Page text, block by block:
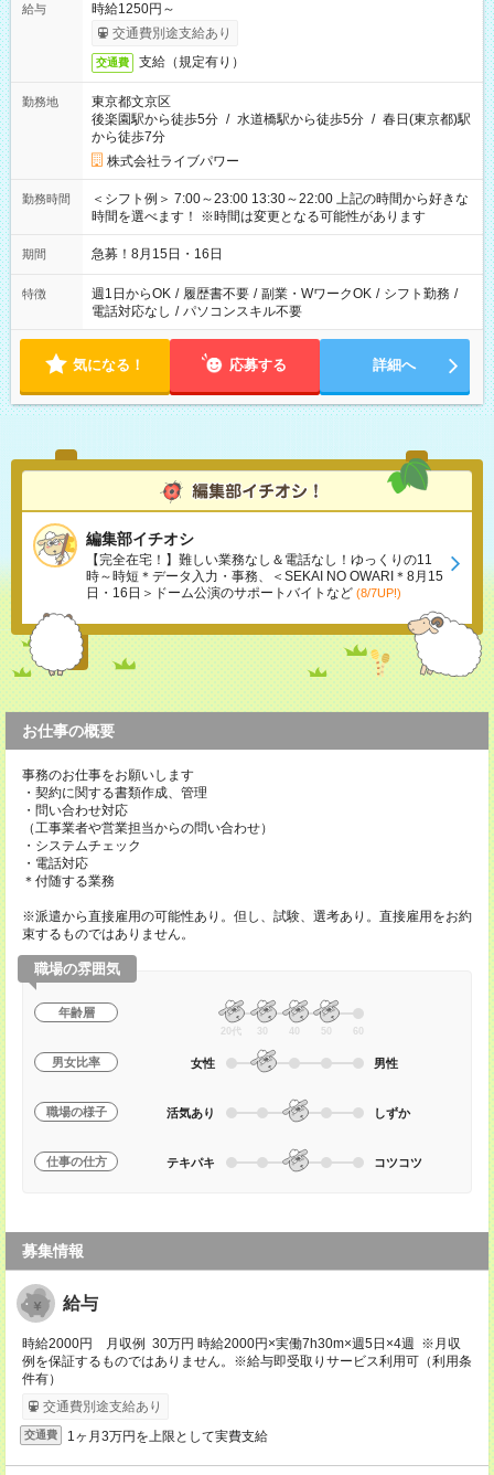
給与
時給1250円～
交通費別途支給あり
交通費 支給（規定有り）
勤務地
東京都文京区
後楽園駅から徒歩5分 / 水道橋駅から徒歩5分 / 春日(東京都)駅
から徒歩7分
株式会社ライブパワー
勤務時間
＜シフト例＞ 7:00～23:00 13:30～22:00 上記の時間から好きな
時間を選べます！ ※時間は変更となる可能性があります
期間 急募！8月15日・16日
特徴 週1日からOK / 履歴書不要 / 副業・WワークOK / シフト勤務 /
電話対応なし / パソコンスキル不要
気になる！ 応募する 詳細へ
編集部イチオシ
【完全在宅！】難しい業務なし＆電話なし！ゆっくりの11
時～時短＊データ入力・事務、＜SEKAI NO OWARI＊8月15
日・16日＞ドーム公演のサポートバイトなど (8/7UP!)
お仕事の概要
事務のお仕事をお願いします
・契約に関する書類作成、管理
・問い合わせ対応
（工事業者や営業担当からの問い合わせ）
・システムチェック
・電話対応
＊付随する業務
※派遣から直接雇用の可能性あり。但し、試験、選考あり。直接雇用をお約
束するものではありません。
職場の雰囲気
年齢層
20代 30 40 50 60
男女比率 女性 男性
職場の様子 活気あり しずか
仕事の仕方 テキパキ コツコツ
募集情報
給与
時給2000円 月収例 30万円 時給2000円×実働7h30m×週5日×4週 ※月収
例を保証するものではありません。※給与即受取りサービス利用可（利用条
件有）
交通費別途支給あり
交通費 1ヶ月3万円を上限として実費支給